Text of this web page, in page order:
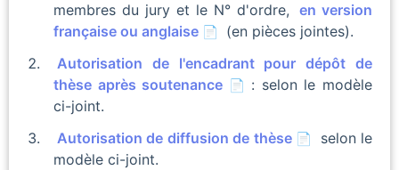
membres du jury et le N° d'ordre, en version
française ou anglaise
(en pièces jointes).
Autorisation de l'encadrant pour dépôt de
thèse après soutenance
: selon le modèle
ci-joint.
Autorisation de diffusion de thèse
selon le
modèle ci-joint.